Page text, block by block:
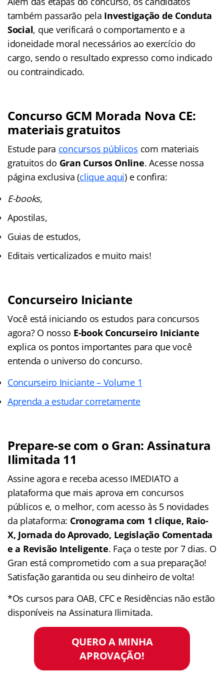
também passarão pela Investigação de Conduta
Social, que verificará o comportamento e a
idoneidade moral necessários ao exercício do
cargo, sendo o resultado expresso como indicado
ou contraindicado.
Concurso GCM Morada Nova CE:
materiais gratuitos
Estude para concursos públicos com materiais
gratuitos do Gran Cursos Online. Acesse nossa
página exclusiva (clique aqui) e confira:
E-books,
Apostilas,
Guias de estudos,
Editais verticalizados e muito mais!
Concurseiro Iniciante
Você está iniciando os estudos para concursos
agora? O nosso E-book Concurseiro Iniciante
explica os pontos importantes para que você
entenda o universo do concurso.
Concurseiro Iniciante – Volume 1
Aprenda a estudar corretamente
Prepare-se com o Gran: Assinatura
Ilimitada 11
Assine agora e receba acesso IMEDIATO a
plataforma que mais aprova em concursos
públicos e, o melhor, com acesso às 5 novidades
da plataforma: Cronograma com 1 clique, Raio-
X, Jornada do Aprovado, Legislação Comentada
e a Revisão Inteligente. Faça o teste por 7 dias. O
Gran está comprometido com a sua preparação!
Satisfação garantida ou seu dinheiro de volta!
*Os cursos para OAB, CFC e Residências não estão
disponíveis na Assinatura Ilimitada.
QUERO A MINHA
APROVAÇÃO!